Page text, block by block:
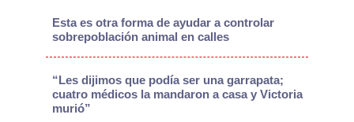
Esta es otra forma de ayudar a controlar
sobrepoblación animal en calles
“Les dijimos que podía ser una garrapata;
cuatro médicos la mandaron a casa y Victoria
murió”